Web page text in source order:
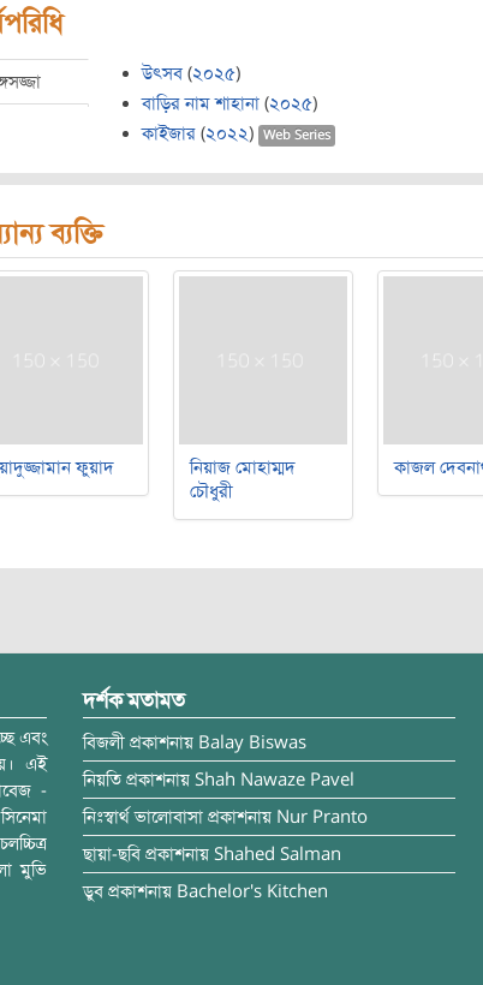
উৎসব (২০২৫)
বাড়ির নাম শাহানা (২০২৫)
কাইজার (২০২২) Web Series
ব্যক্তি
ফুয়াদ
নিয়াজ মোহাম্মদ
চৌধুরী
কাজল
এবং
এই
-
মুভি
দর্শক মতামত
বিজলী প্রকাশনায় Balay Biswas
নিয়তি প্রকাশনায় Shah Nawaze Pavel
নিঃস্বার্থ ভালোবাসা প্রকাশনায় Nur Pranto
ছায়া-ছবি প্রকাশনায় Shahed Salman
ডুব প্রকাশনায় Bachelor's Kitchen